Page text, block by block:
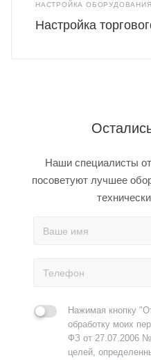
НАСТРОЙКА ОБОРУДОВАНИЯ
Настройка
Наши специалисты
посоветуют лучшее
Нажимая кнопку
обработку моих
ФЗ от 27.07.2006
целей,